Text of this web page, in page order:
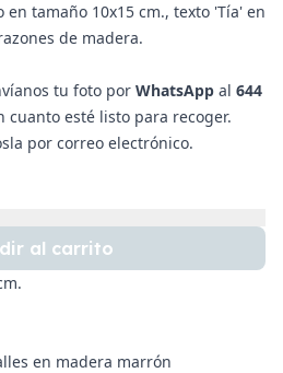
tamaño 10x15 cm., texto 'Tía' en
de madera.
tu foto por WhatsApp al 644
cuanto esté listo para recoger.
por correo electrónico.
al carrito
en madera marrón